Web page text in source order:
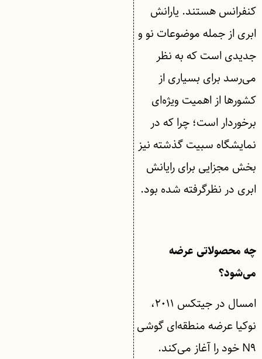
کنفرانس هستند. یارانش
ابری از جمله موضوعات نو و
جدیدی است که به نظر
می‌رسد برای بسیاری از
کشور‌ها از اهمیت ویژه‌ای
برخوردار است؛ چرا که در
نمایشگاه سبیت گذشته نیز
بخش مجزایی برای رایانش
ابری در نظرگرفته شده بود.
چه محصولاتی عرضه
می‌شود؟
امسال در جیتکس ۲۰۱۱،
نوکیا عرضه منطقه‌ای گوشی
N۹ خود را آغاز می‌کند.